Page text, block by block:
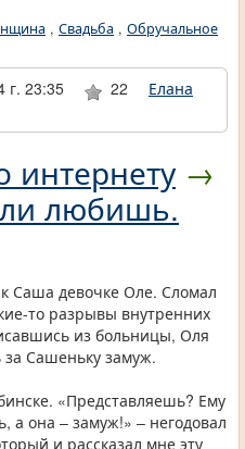
, Свадьба , Обручальное
г. 23:35 22
Елана
интернету→
любишь.
Саша девочке Оле. Сломал
то разрывы внутренних
из больницы, Оля
Сашеньку замуж.
«Представляешь? Ему
а она – замуж!» – негодовал
и рассказал мне эту